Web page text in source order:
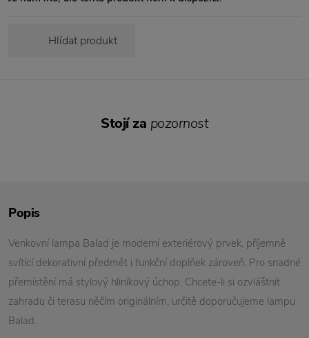
Hlídat produkt
Popis
Venkovní lampa Balad je moderní exteriérový prvek, příjemně
svítící dekorativní předmět i funkční doplňek zároveň. Pro snadné
přemístění má stylový hliníkový úchop. Chcete-li si ozvláštnit
zahradu či terasu něčím originálním, určitě doporučujeme lampu
Balad.
Stojí za pozornost